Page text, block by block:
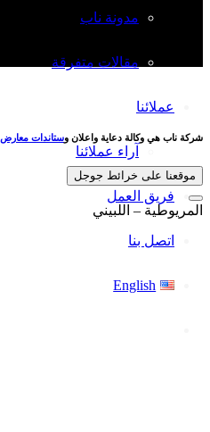
مدونة ناب
مقالات متفرقة
عملائنا
آراء عملائنا
فريق العمل
اتصل بنا
English
شركة ناب هي وكالة دعاية واعلان وستاندات معارض
موقعنا على خرائط جوجل
المريوطية – اللبيني